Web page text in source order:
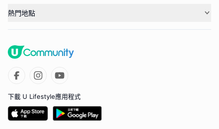
熱門地點
下載 U Lifestyle應用程式